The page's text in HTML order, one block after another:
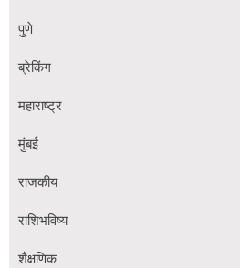
पुणे
ब्रेकिंग
महाराष्ट्र
मुंबई
राजकीय
राशिभविष्य
शैक्षणिक